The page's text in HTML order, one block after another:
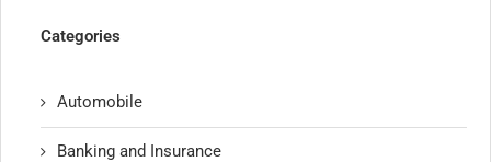
Categories
Automobile
Banking and Insurance